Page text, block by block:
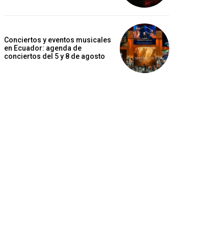
Conciertos y eventos musicales
en Ecuador: agenda de
conciertos del 5 y 8 de agosto